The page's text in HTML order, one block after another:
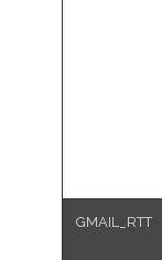
GMAIL_RTT